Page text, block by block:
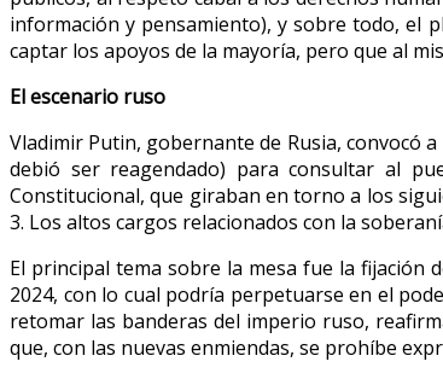
información y pensamiento), y sobre todo, el
captar los apoyos de la mayoría, pero que al
El escenario ruso
Vladimir Putin, gobernante de Rusia, convocó
debió ser reagendado) para consultar al
Constitucional, que giraban en torno a los
3. Los altos cargos relacionados con la
El principal tema sobre la mesa fue la fijación
2024, con lo cual podría perpetuarse en el
retomar las banderas del imperio ruso,
que, con las nuevas enmiendas, se prohíbe